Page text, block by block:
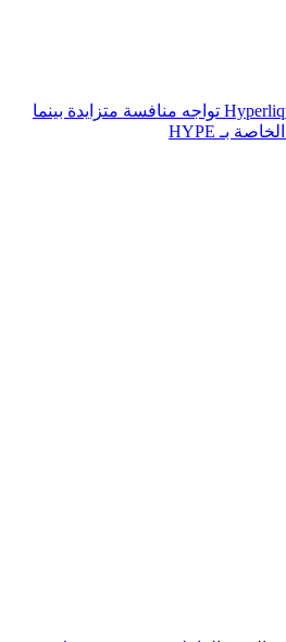
تقول جي بي مورغان إن Hyperliquid تواجه منافسة متزايدة بينما